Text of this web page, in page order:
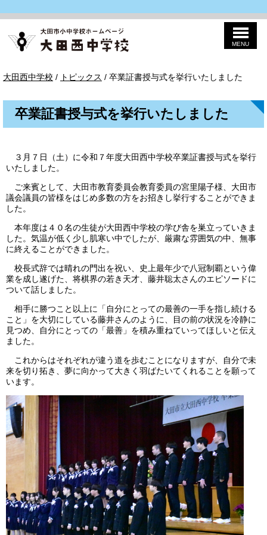
田
中
MENU
現
の
大田西中学校 / トピックス / 卒業証書授与式を挙行いたしました
卒業証書授与式を挙行いたしました
３月７日（土）に令和７年度大田西中学校卒業証書授与式を挙行
いたしました。
ご来賓として、大田市教育委員会教育委員の宮里陽子様、大田市
議会議員の皆様をはじめ多数の方をお招きし挙行することができま
した。
本年度は４０名の生徒が大田西中学校の学び舎を巣立っていきま
した。気温が低く少し肌寒い中でしたが、厳粛な雰囲気の中、無事
に終えることができました。
校長式辞では晴れの門出を祝い、史上最年少で八冠制覇という偉
業を成し遂げた、将棋界の若き天才、藤井聡太さんのエピソードに
ついて話しました。
相手に勝つこと以上に「自分にとっての最善の一手を指し続ける
こと」を大切にしている藤井さんのように、目の前の状況を冷静に
見つめ、自分にとっての「最善」を積み重ねていってほしいと伝え
ました。
これからはそれぞれが違う道を歩むことになりますが、自分で未
来を切り拓き、夢に向かって大きく羽ばたいてくれることを願って
います。